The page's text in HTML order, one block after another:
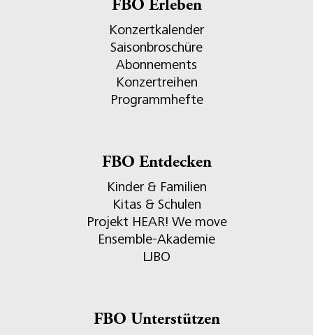
FBO Erleben
Konzertkalender
Saisonbroschüre
Abonnements
Konzertreihen
Programmhefte
FBO Entdecken
Kinder & Familien
Kitas & Schulen
Projekt HEAR! We move
Ensemble-Akademie
LJBO
FBO Unterstützen